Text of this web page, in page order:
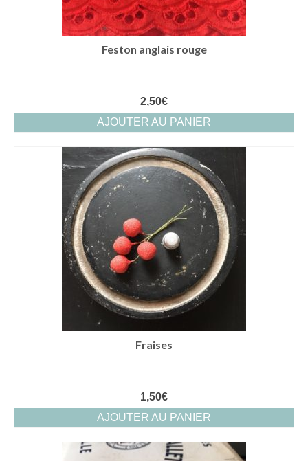
Feston anglais rouge
2,50€
AJOUTER AU PANIER
Fraises
1,50€
AJOUTER AU PANIER